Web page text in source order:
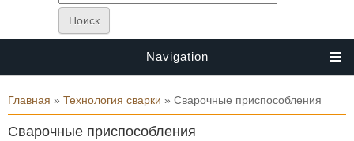
Navigation
Вы здесь
Главная » Технология сварки » Сварочные приспособления
Сварочные приспособления